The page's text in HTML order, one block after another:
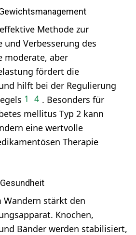
Methode zur
Verbesserung des
moderate, aber
fördert die
hilft bei der Regulierung
1 4 . Besonders für
mellitus Typ 2 kann
eine wertvolle
Therapie
stärkt den
Knochen,
Bänder werden stabilisiert,